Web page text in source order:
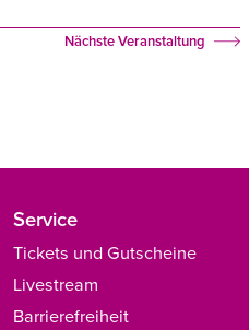
Nächste Veranstaltung
Service
Tickets und Gutscheine
Livestream
Barrierefreiheit